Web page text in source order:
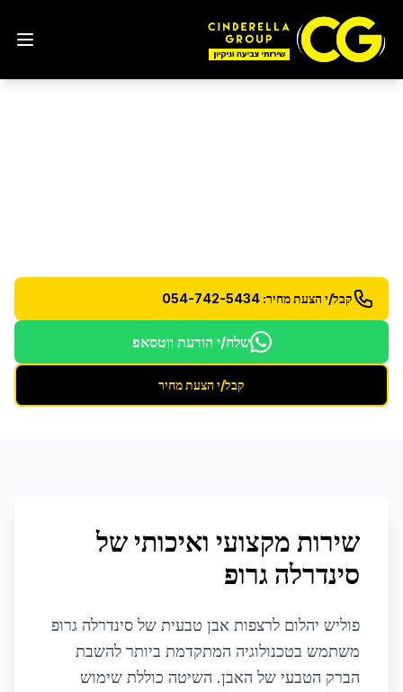
קבל/י הצעת מחיר: 054-742-5434
שלח/י הודעת ווטסאפ
קבל/י הצעת מחיר
שירות מקצועי ואיכותי של
סינדרלה גרופ
פוליש יהלום לרצפות אבן טבעית של סינדרלה גרופ
משתמש בטכנולוגיה המתקדמת ביותר להשבת
הברק הטבעי של האבן. השיטה כוללת שימוש